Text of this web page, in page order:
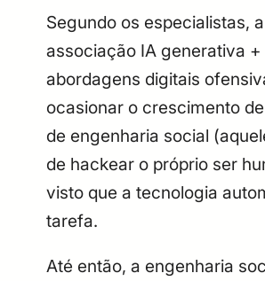
Segundo os especialistas, a
associação IA generativa +
abordagens digitais
ocasionar o crescimento
de engenharia social
de hackear o próprio ser
visto que a tecnologia
tarefa.
Até então, a engenharia